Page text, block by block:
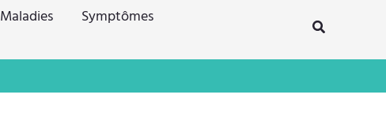
Maladies
Symptômes
Rechercher